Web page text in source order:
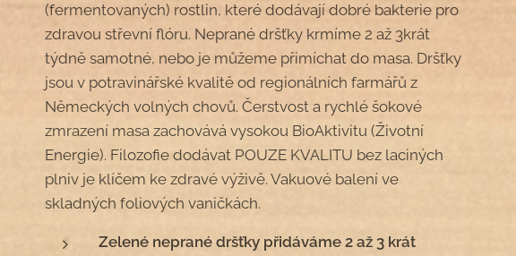
(fermentovaných) rostlin, které dodávají dobré bakterie pro
zdravou střevní flóru. Neprané dršťky krmíme 2 až 3krát
týdně samotné, nebo je můžeme přimíchat do masa. Dršťky
jsou v potravinářské kvalitě od regionálních farmářů z
Německých volných chovů. Čerstvost a rychlé šokové
zmrazení masa zachovává vysokou BioAktivitu (Životní
Energie). Filozofie dodávat POUZE KVALITU bez laciných
plniv je klíčem ke zdravé výživě. Vakuové balení ve
skladných foliových vaničkách.
Zelené neprané dršťky přidáváme 2 až 3 krát